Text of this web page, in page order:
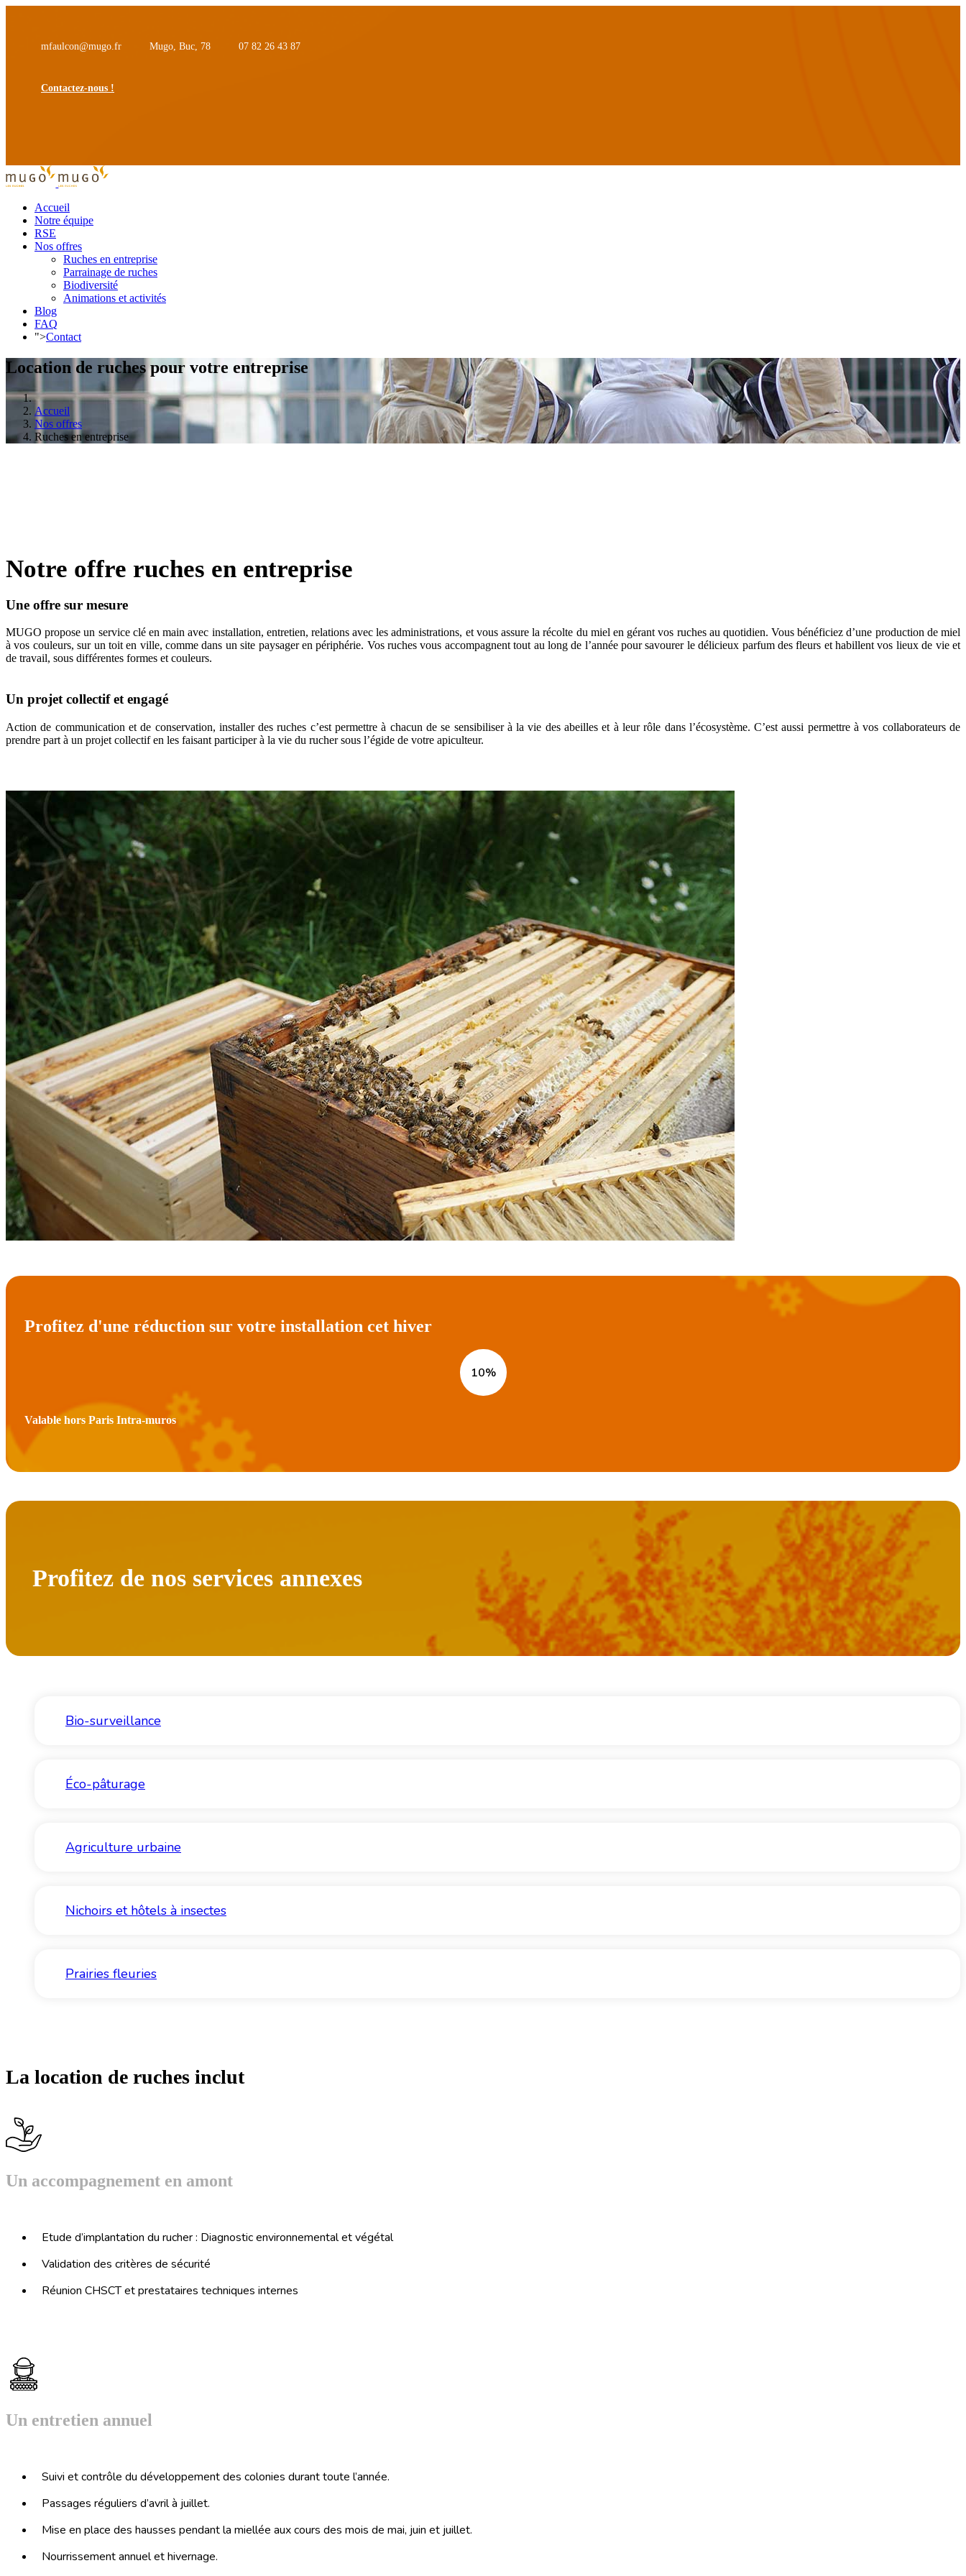
mfaulcon@mugo.fr Mugo, Buc, 78 07 82 26 43 87
Contactez-nous !
Accueil
Notre équipe
RSE
Nos offres
Ruches en entreprise
Parrainage de ruches
Biodiversité
Animations et activités
Blog
FAQ
">Contact
Location de ruches pour votre entreprise
Accueil
Nos offres
Ruches en entreprise
Notre offre ruches en entreprise
Une offre sur mesure
MUGO propose un service clé en main avec installation, entretien, relations avec les administrations, et vous assure la récolte du miel en gérant vos ruches au quotidien. Vous bénéficiez d’une production de miel
à vos couleurs, sur un toit en ville, comme dans un site paysager en périphérie. Vos ruches vous accompagnent tout au long de l’année pour savourer le délicieux parfum des fleurs et habillent vos lieux de vie et
de travail, sous différentes formes et couleurs.
Un projet collectif et engagé
Action de communication et de conservation, installer des ruches c’est permettre à chacun de se sensibiliser à la vie des abeilles et à leur rôle dans l’écosystème. C’est aussi permettre à vos collaborateurs de
prendre part à un projet collectif en les faisant participer à la vie du rucher sous l’égide de votre apiculteur.
Profitez d'une réduction sur votre installation cet hiver
10%
Valable hors Paris Intra-muros
Profitez de nos services annexes
Bio-surveillance
Éco-pâturage
Agriculture urbaine
Nichoirs et hôtels à insectes
Prairies fleuries
La location de ruches inclut
Un accompagnement en amont
Etude d’implantation du rucher : Diagnostic environnemental et végétal
Validation des critères de sécurité
Réunion CHSCT et prestataires techniques internes
Un entretien annuel
Suivi et contrôle du développement des colonies durant toute l’année.
Passages réguliers d’avril à juillet.
Mise en place des hausses pendant la miellée aux cours des mois de mai, juin et juillet.
Nourrissement annuel et hivernage.